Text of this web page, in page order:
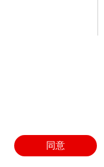
同意